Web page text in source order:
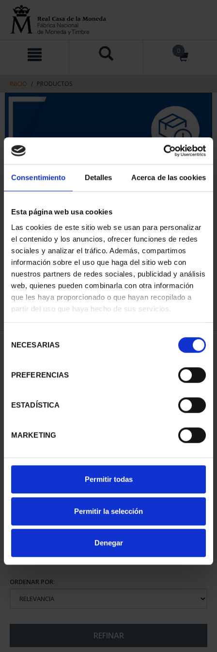
Consentimiento Detalles Acerca de las cookies
Esta página web usa cookies
Las cookies de este sitio web se usan para personalizar
el contenido y los anuncios, ofrecer funciones de redes
sociales y analizar el tráfico. Además, compartimos
información sobre el uso que haga del sitio web con
nuestros partners de redes sociales, publicidad y análisis
web, quienes pueden combinarla con otra información
que les haya proporcionado o que hayan recopilado a
partir del uso que haya hecho de sus servicios.
NECESARIAS
PREFERENCIAS
ESTADÍSTICA
MARKETING
Permitir todas
Permitir la selección
Denegar
contenido
navegacin
0
INICIO PRODUCTOS
ORDENAR POR:
REFINAR
1 Productos encontrados
SUSCRIPCIÓN CIUDADES
PATRIMONIO DE LA
HU...
registrados
ORDENAR POR:
REFINAR